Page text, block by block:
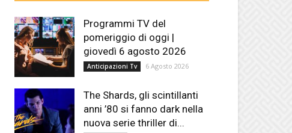
Programmi TV del
pomeriggio di oggi |
giovedì 6 agosto 2026
Anticipazioni Tv 6 Agosto 2026
The Shards, gli scintillanti
anni ’80 si fanno dark nella
nuova serie thriller di...